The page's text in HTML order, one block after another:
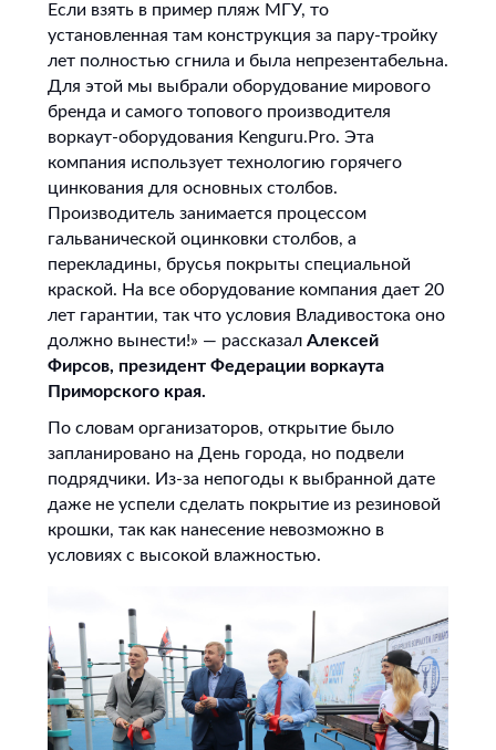
Если взять в пример пляж МГУ, то
установленная там конструкция за пару-тройку
лет полностью сгнила и была непрезентабельна.
Для этой мы выбрали оборудование мирового
бренда и самого топового производителя
воркаут-оборудования Kenguru.Pro. Эта
компания использует технологию горячего
цинкования для основных столбов.
Производитель занимается процессом
гальванической оцинковки столбов, а
перекладины, брусья покрыты специальной
краской. На все оборудование компания дает 20
лет гарантии, так что условия Владивостока оно
должно вынести!» — рассказал Алексей
Фирсов, президент Федерации воркаута
Приморского края.
По словам организаторов, открытие было
запланировано на День города, но подвели
подрядчики. Из-за непогоды к выбранной дате
даже не успели сделать покрытие из резиновой
крошки, так как нанесение невозможно в
условиях с высокой влажностью.